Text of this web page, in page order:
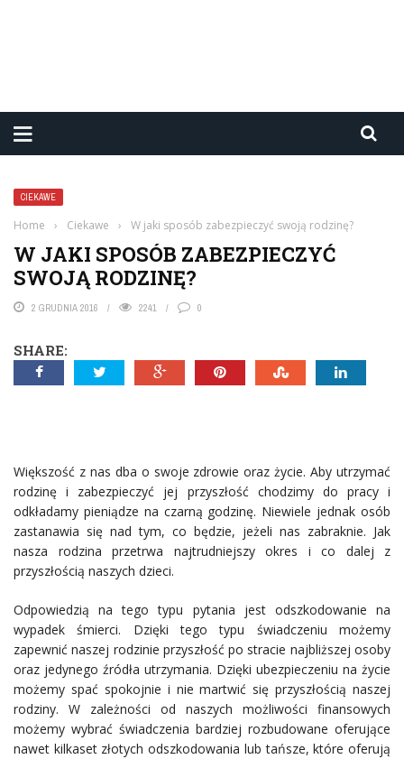
CIEKAWE
Home › Ciekawe › W jaki sposób zabezpieczyć swoją rodzinę?
W JAKI SPOSÓB ZABEZPIECZYĆ
SWOJĄ RODZINĘ?
2 GRUDNIA 2016 2241 0
SHARE:
Większość z nas dba o swoje zdrowie oraz życie. Aby utrzymać
rodzinę i zabezpieczyć jej przyszłość chodzimy do pracy i
odkładamy pieniądze na czarną godzinę. Niewiele jednak osób
zastanawia się nad tym, co będzie, jeżeli nas zabraknie. Jak
nasza rodzina przetrwa najtrudniejszy okres i co dalej z
przyszłością naszych dzieci.
Odpowiedzią na tego typu pytania jest odszkodowanie na
wypadek śmierci. Dzięki tego typu świadczeniu możemy
zapewnić naszej rodzinie przyszłość po stracie najbliższej osoby
oraz jedynego źródła utrzymania. Dzięki ubezpieczeniu na życie
możemy spać spokojnie i nie martwić się przyszłością naszej
rodziny. W zależności od naszych możliwości finansowych
możemy wybrać świadczenia bardziej rozbudowane oferujące
nawet kilkaset złotych odszkodowania lub tańsze, które oferują